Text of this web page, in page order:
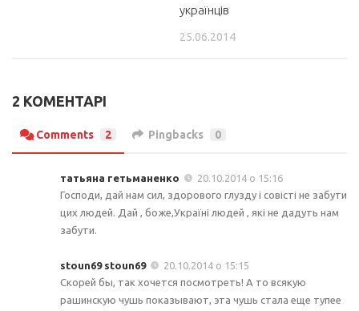
українців
25.06.2014
2 КОМЕНТАРІ
Comments 2 Pingbacks 0
татьяна гетьманенко
20.10.2014 о 15:16
Господи, дай нам сил, здорового глузду і совісті не забути
цих людей. Дай , боже,Україні людей , які не дадуть нам
забути.
stoun69 stoun69
20.10.2014 о 15:15
Скорей бы, так хочется посмотреть! А то всякую
рашинскую чушь показывают, эта чушь стала еще тупее